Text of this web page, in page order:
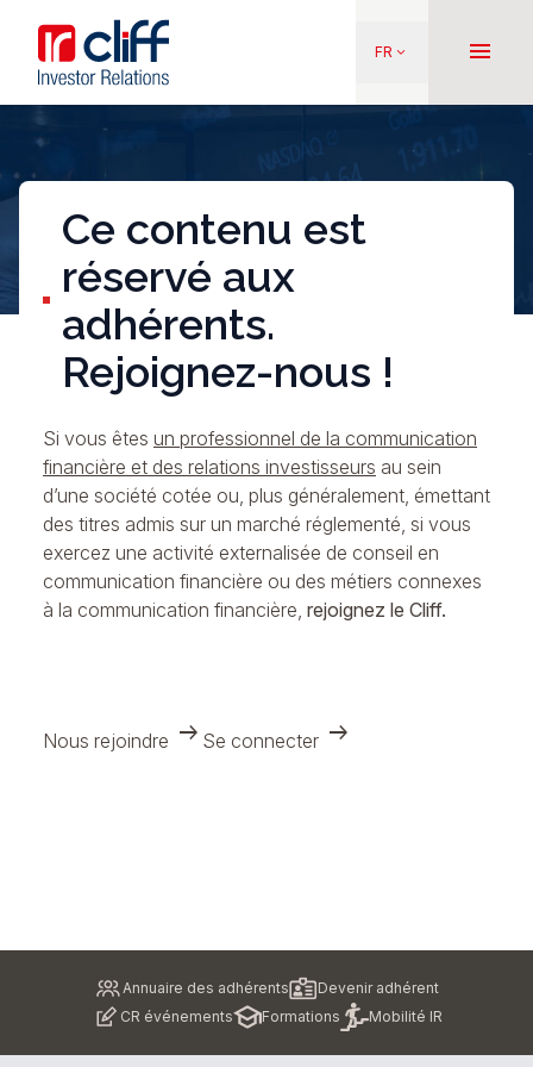
contenu
principal
Aller directement au contenu
FR keyboard_arrow_down menu
Ce contenu est
réservé aux
adhérents.
Rejoignez-nous !
Si vous êtes un professionnel de la communication
financière et des relations investisseurs au sein
d’une société cotée ou, plus généralement, émettant
des titres admis sur un marché réglementé, si vous
exercez une activité externalisée de conseil en
communication financière ou des métiers connexes
à la communication financière, rejoignez le Cliff.
Nous rejoindre arrow_right_alt Se connecter arrow_right_alt
Annuaire des adhérents
Devenir adhérent
CR événements
Formations Mobilité IR